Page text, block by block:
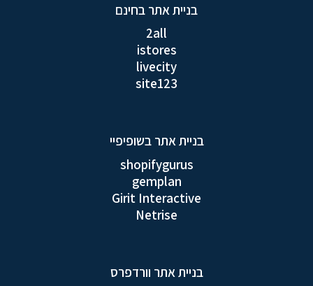
בניית אתר בחינם
2all
istores
livecity
site123
בניית אתר בשופיפיי
shopifygurus
gemplan
Girit Interactive
Netrise
בניית אתר וורדפרס